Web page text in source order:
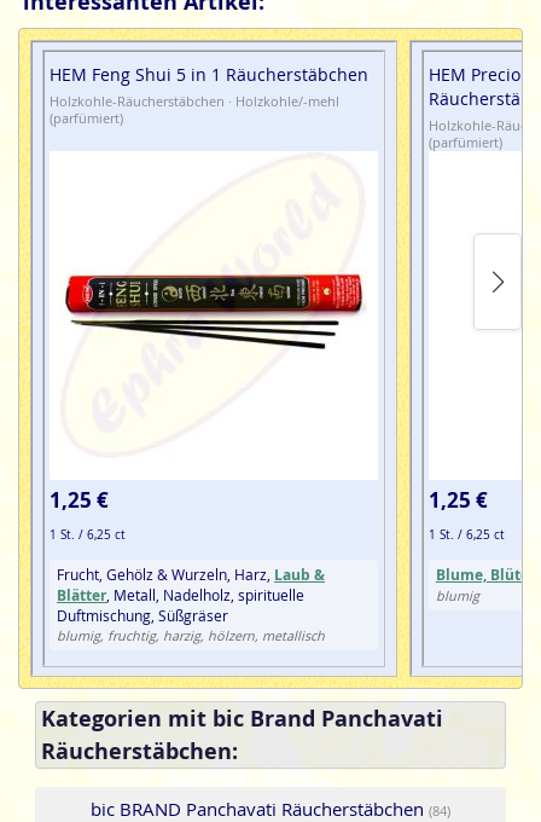
HEM Feng Shui 5 in 1 Räucherstäbchen
Holzkohle-Räucherstäbchen · Holzkohle/-mehl
(parfümiert)
1,25 €
1 St. / 6,25 ct
Frucht, Gehölz & Wurzeln, Harz, Laub &
Blätter, Metall, Nadelholz, spirituelle
Duftmischung, Süßgräser
blumig, fruchtig, harzig, hölzern, metallisch
HEM
Holzkohle-
(parfümiert)
1,25 €
1 St. / 6,25 ct
Blume, Blüte
blumig
Kategorien mit bic Brand Panchavati
Räucherstäbchen:
bic BRAND Panchavati Räucherstäbchen (84)